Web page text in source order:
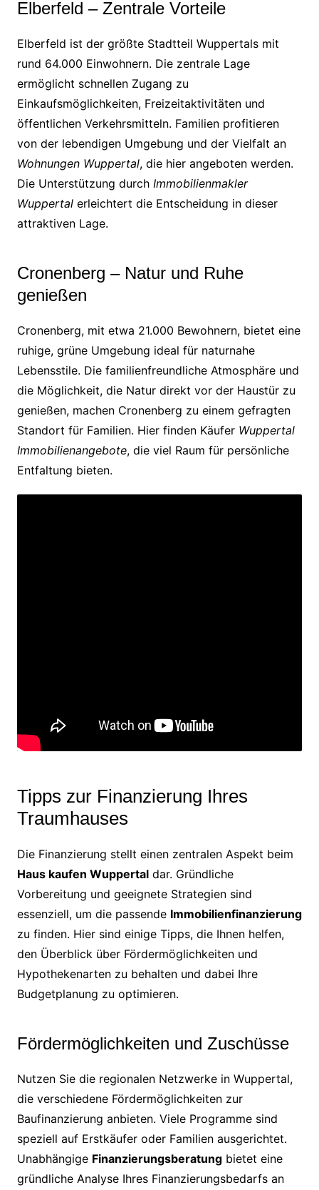
Elberfeld – Zentrale Vorteile
Elberfeld ist der größte Stadtteil Wuppertals mit
rund 64.000 Einwohnern. Die zentrale Lage
ermöglicht schnellen Zugang zu
Einkaufsmöglichkeiten, Freizeitaktivitäten und
öffentlichen Verkehrsmitteln. Familien profitieren
von der lebendigen Umgebung und der Vielfalt an
Wohnungen Wuppertal, die hier angeboten werden.
Die Unterstützung durch Immobilienmakler
Wuppertalerleichtert die Entscheidung in dieser
attraktiven Lage.
Cronenberg – Natur und Ruhe
genießen
Cronenberg, mit etwa 21.000 Bewohnern, bietet eine
ruhige, grüne Umgebung ideal für naturnahe
Lebensstile. Die familienfreundliche Atmosphäre und
die Möglichkeit, die Natur direkt vor der Haustür zu
genießen, machen Cronenberg zu einem gefragten
Standort für Familien. Hier finden Käufer Wuppertal
Immobilienangebote, die viel Raum für persönliche
Entfaltung bieten.
Tipps zur Finanzierung Ihres
Traumhauses
Die Finanzierung stellt einen zentralen Aspekt beim
Haus kaufen Wuppertaldar. Gründliche
Vorbereitung und geeignete Strategien sind
essenziell, um die passende Immobilienfinanzierung
zu finden. Hier sind einige Tipps, die Ihnen helfen,
den Überblick über Fördermöglichkeiten und
Hypothekenarten zu behalten und dabei Ihre
Budgetplanung zu optimieren.
Fördermöglichkeiten und Zuschüsse
Nutzen Sie die regionalen Netzwerke in Wuppertal,
die verschiedene Fördermöglichkeiten zur
Baufinanzierung anbieten. Viele Programme sind
speziell auf Erstkäufer oder Familien ausgerichtet.
Unabhängige Finanzierungsberatungbietet eine
gründliche Analyse Ihres Finanzierungsbedarfs an